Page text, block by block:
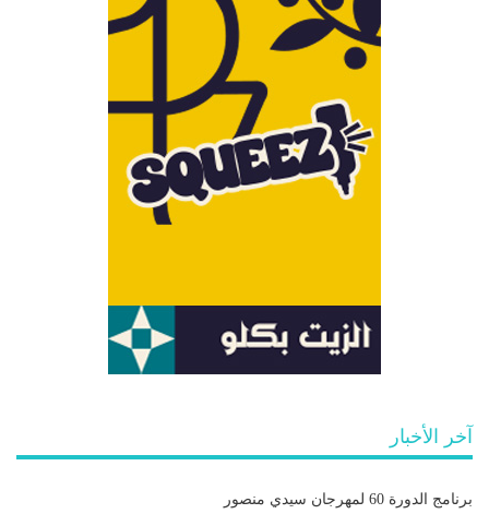
آخر الأخبار
برنامج الدورة 60 لمهرجان سيدي منصور